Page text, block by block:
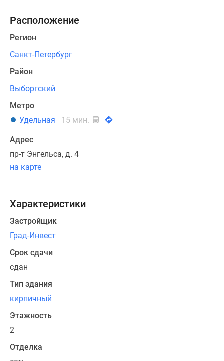
декоративные
элементы,
из
гипса.
Благодаря
тому,
что
стены
здания
выполнены
кирпича,
конструкция
отличается
хорошей
звукоизоляцией
и
к
климатическим
изменениям,
резкое
похолодание
Расположение
Регион
Санкт-Петербург
Район
Выборгский
Метро
Удельная
15 мин.
Адрес
пр-т Энгельса, д. 4
на карте
Характеристики
Застройщик
Град-Инвест
Срок сдачи
сдан
Тип здания
кирпичный
Этажность
2
Отделка